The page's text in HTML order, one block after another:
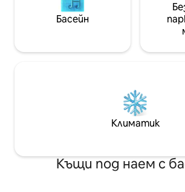
Басейн
Климатик
Къщи под наем с